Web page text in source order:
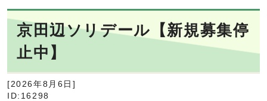
京田辺ソリデール【新規募集停
止中】
[2026年8月6日]
ID:16298